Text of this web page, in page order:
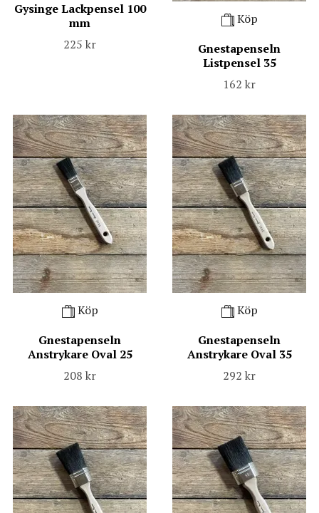
Gysinge Lackpensel 100
mm
225 kr
Köp
Gnestapenseln
Listpensel 35
162 kr
Köp
Gnestapenseln
Anstrykare Oval 25
208 kr
Köp
Gnestapenseln
Anstrykare Oval 35
292 kr